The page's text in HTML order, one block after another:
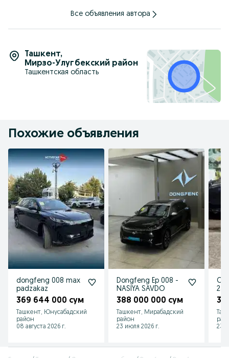
Все объявления автора
Ташкент,
Мирзо-Улугбекский район
Ташкентская область
Похожие объявления
dongfeng 008 max
padzakaz
369 644 000 сум
Ташкент, Юнусабадский
район
08 августа 2026 г.
Dongfeng Ep 008 -
NASIYA SAVDO
388 000 000 сум
Ташкент, Мирабадский
район
23 июля 2026 г.
23